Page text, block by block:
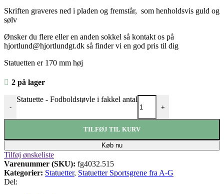
Skriften graveres ned i pladen og fremstår, som henholdsvis guld og
sølv
Ønsker du flere eller en anden sokkel så kontakt os på
hjortlund@hjortlundgt.dk så finder vi en god pris til dig
Statuetten er 170 mm høj
2 på lager
-
Statuette - Fodboldstøvle i fakkel antal
+
TILFØJ TIL KURV
Køb nu
Tilføj ønskeliste
Varenummer (SKU): fg4032.515
Kategorier: Statuetter, Statuetter Sportsgrene fra A-G
Del: